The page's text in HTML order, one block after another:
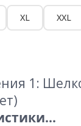
XL XXL
1: